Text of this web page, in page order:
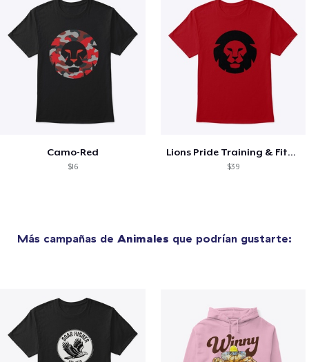
Camo-Red
$16
Lions Pride Training & Fitness
$39
Más campañas de Animales que podrían gustarte: